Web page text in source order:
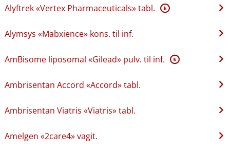
Alyftrek «Vertex Pharmaceuticals» tabl. K
Alymsys «Mabxience» kons. til inf.
AmBisome liposomal «Gilead» pulv. til inf. K
Ambrisentan Accord «Accord» tabl.
Ambrisentan Viatris «Viatris» tabl.
Amelgen «2care4» vagit.